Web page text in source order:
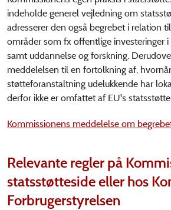
indeholde generel vejledning om
adresserer den også begrebet i relation
områder som fx offentlige investeringer i
samt uddannelse og forskning.
meddelelsen til en fortolkning af,
støtteforanstaltning udelukkende har
derfor ikke er omfattet af EU's
Kommissionens meddelelse om
Relevante regler på
statsstøtteside eller hos
Forbrugerstyrelsen